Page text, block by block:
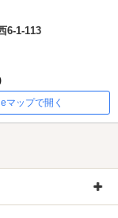
6-1-113
マップで開く